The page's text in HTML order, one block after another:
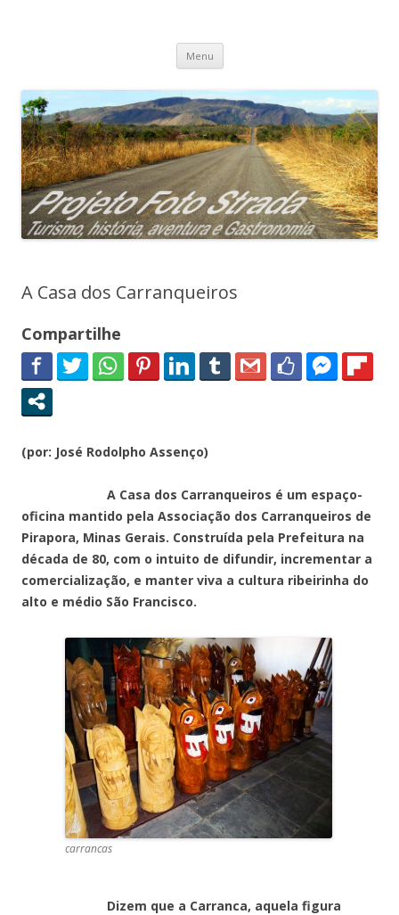
Projeto Foto Strada
Menu Pular
o
conteúdo
A Casa dos Carranqueiros
Compartilhe
(por: José Rodolpho Assenço)
A Casa dos Carranqueiros é um espaço-
oficina mantido pela Associação dos Carranqueiros de
Pirapora, Minas Gerais. Construída pela Prefeitura na
década de 80, com o intuito de difundir, incrementar a
comercialização, e manter viva a cultura ribeirinha do
alto e médio São Francisco.
carrancas
Dizem que a Carranca, aquela figura